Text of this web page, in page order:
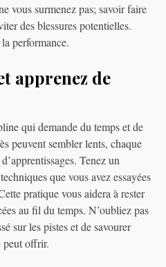
vous surmenez pas; savoir faire
des blessures potentielles.
performance.
apprenez de
qui demande du temps et de
peuvent sembler lents, chaque
Tenez un
que vous avez essayées
pratique vous aidera à rester
au fil du temps. N’oubliez pas
sur les pistes et de savourer
peut offrir.